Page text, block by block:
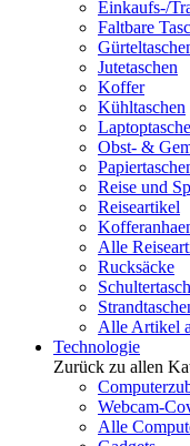
Einkaufs-/
Faltbare
Jutetaschen
Koffer
Kühltaschen
Obst- &
Reise und
Reiseartikel
Alle
Rucksäcke
Alle Artikel
Technologie
Zurück zu allen
Webcam-
Alle